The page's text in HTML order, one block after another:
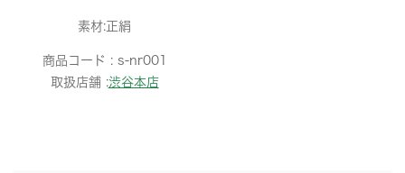
素材:正絹
商品コード : s-nr001
取扱店舗 :渋谷本店